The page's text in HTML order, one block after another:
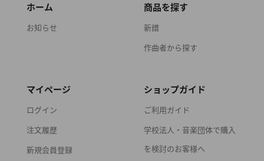
ホーム
お知らせ
商品を探す
新譜
作曲者から探す
マイページ
ログイン
注文履歴
新規会員登録
ショップガイド
ご利用ガイド
学校法人・音楽団体で購入
を検討のお客様へ